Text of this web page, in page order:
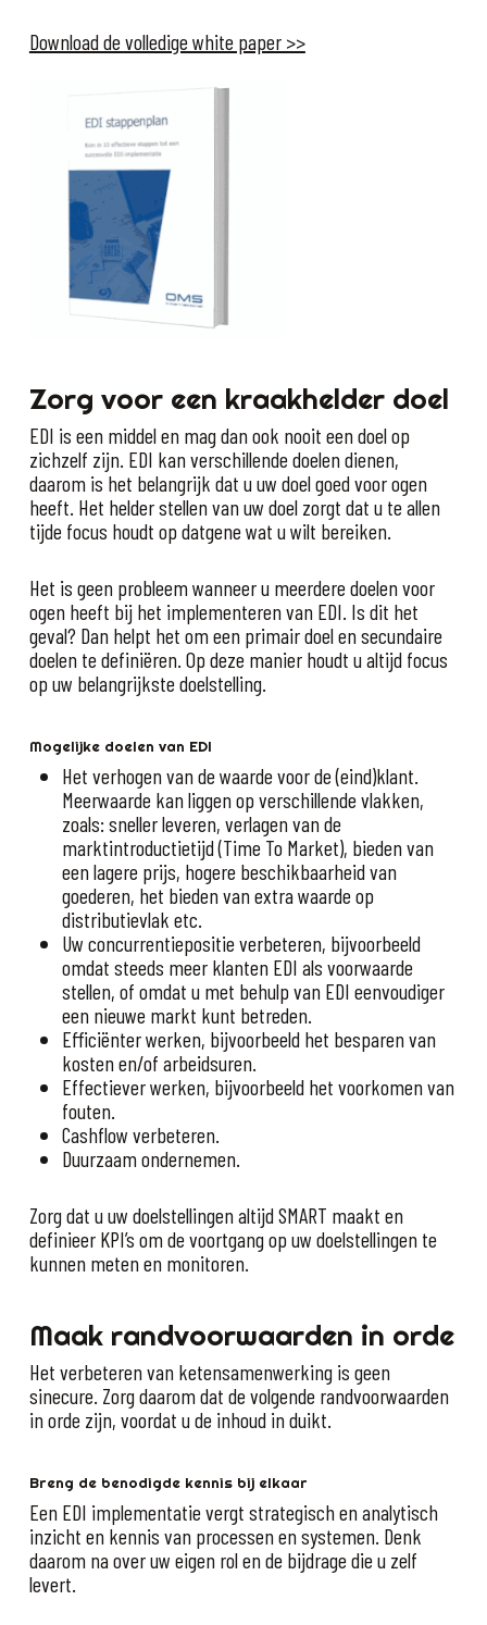
Download de volledige white paper >>
Zorg voor een kraakhelder doel
EDI is een middel en mag dan ook nooit een doel op
zichzelf zijn. EDI kan verschillende doelen dienen,
daarom is het belangrijk dat u uw doel goed voor ogen
heeft. Het helder stellen van uw doel zorgt dat u te allen
tijde focus houdt op datgene wat u wilt bereiken.
Het is geen probleem wanneer u meerdere doelen voor
ogen heeft bij het implementeren van EDI. Is dit het
geval? Dan helpt het om een primair doel en secundaire
doelen te definiëren. Op deze manier houdt u altijd focus
op uw belangrijkste doelstelling.
Mogelijke doelen van EDI
Het verhogen van de waarde voor de (eind)klant.
Meerwaarde kan liggen op verschillende vlakken,
zoals: sneller leveren, verlagen van de
marktintroductietijd (Time To Market), bieden van
een lagere prijs, hogere beschikbaarheid van
goederen, het bieden van extra waarde op
distributievlak etc.
Uw concurrentiepositie verbeteren, bijvoorbeeld
omdat steeds meer klanten EDI als voorwaarde
stellen, of omdat u met behulp van EDI eenvoudiger
een nieuwe markt kunt betreden.
Efficiënter werken, bijvoorbeeld het besparen van
kosten en/of arbeidsuren.
Effectiever werken, bijvoorbeeld het voorkomen van
fouten.
Cashflow verbeteren.
Duurzaam ondernemen.
Zorg dat u uw doelstellingen altijd SMART maakt en
definieer KPI’s om de voortgang op uw doelstellingen te
kunnen meten en monitoren.
Maak randvoorwaarden in orde
Het verbeteren van ketensamenwerking is geen
sinecure. Zorg daarom dat de volgende randvoorwaarden
in orde zijn, voordat u de inhoud in duikt.
Breng de benodigde kennis bij elkaar
Een EDI implementatie vergt strategisch en analytisch
inzicht en kennis van processen en systemen. Denk
daarom na over uw eigen rol en de bijdrage die u zelf
levert.